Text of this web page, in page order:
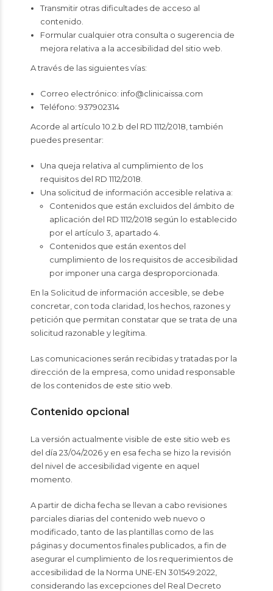
Transmitir otras dificultades de acceso al
contenido.
Formular cualquier otra consulta o sugerencia de
mejora relativa a la accesibilidad del sitio web.
A través de las siguientes vías:
Correo electrónico: info@clinicaissa.com
Teléfono: 937902314
Acorde al artículo 10.2.b del RD 1112/2018, también
puedes presentar:
Una queja relativa al cumplimiento de los
requisitos del RD 1112/2018.
Una solicitud de información accesible relativa a:
Contenidos que están excluidos del ámbito de
aplicación del RD 1112/2018 según lo establecido
por el artículo 3, apartado 4.
Contenidos que están exentos del
cumplimiento de los requisitos de accesibilidad
por imponer una carga desproporcionada.
En la Solicitud de información accesible, se debe
concretar, con toda claridad, los hechos, razones y
petición que permitan constatar que se trata de una
solicitud razonable y legítima.
Las comunicaciones serán recibidas y tratadas por la
dirección de la empresa, como unidad responsable
de los contenidos de este sitio web.
Contenido opcional
La versión actualmente visible de este sitio web es
del día 23/04/2026 y en esa fecha se hizo la revisión
del nivel de accesibilidad vigente en aquel
momento.
A partir de dicha fecha se llevan a cabo revisiones
parciales diarias del contenido web nuevo o
modificado, tanto de las plantillas como de las
páginas y documentos finales publicados, a fin de
asegurar el cumplimiento de los requerimientos de
accesibilidad de la Norma UNE-EN 301549:2022,
considerando las excepciones del Real Decreto